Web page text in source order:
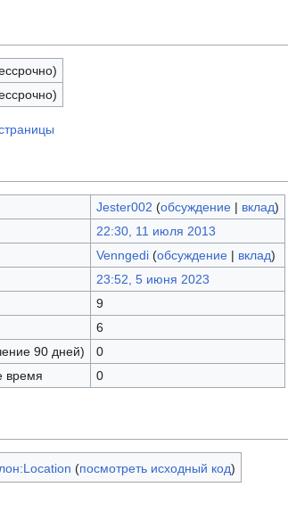
Jester002 (обсуждение| вклад)
22:30, 11 июля 2013
Venngedi (обсуждение| вклад)
23:52, 5 июня 2023
9
6
90 дней)
0
время
0
(посмотреть исходный код)